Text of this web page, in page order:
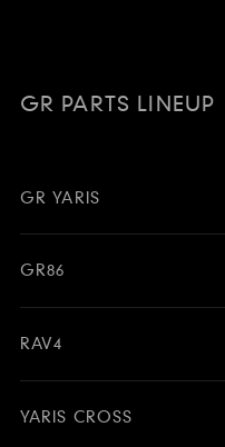
GR PARTS LINEUP
GR YARIS
GR86
RAV4
YARIS CROSS